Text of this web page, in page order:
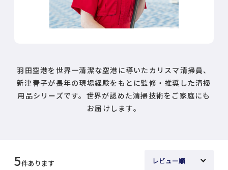
羽田空港を世界一清潔な空港に導いたカリスマ清掃員、
新津春子が長年の現場経験をもとに監修・推奨した清掃
用品シリーズです。世界が認めた清掃技術をご家庭にも
お届けします。
5件あります